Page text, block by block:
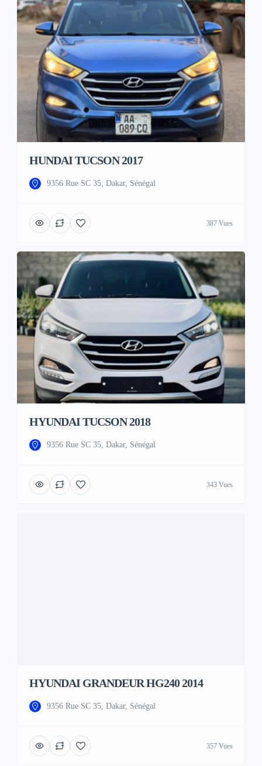
HUNDAI TUCSON 2017
9356 Rue SC 35, Dakar, Sénégal
387 Vues
HYUNDAI TUCSON 2018
9356 Rue SC 35, Dakar, Sénégal
343 Vues
HYUNDAI GRANDEUR HG240 2014
9356 Rue SC 35, Dakar, Sénégal
357 Vues